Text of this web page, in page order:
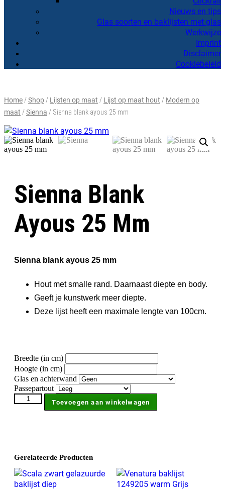
Nieuws en tips
Glas soorten en baklijsten met glas
Werkwijze
Imprint
Disclaimer
Cookiebeleid
Home /Shop / Lijsten op maat / Lijst op maat hout / Modern op
maat /Sienna / Sienna blank ayous 25 mm
Sienna Blank
Ayous 25 Mm
Sienna blank ayous 25 mm
Hout met smalle rand. Daarnaast diepte en body.
Geeft je kunstwerk meer diepte.
Deze lijst heeft een maximale lengte van 100cm.
Breedte (in cm)
Hoogte (in cm)
Glas en achterwand
Passepartout
Sienna
blank
Toevoegen aan winkelwagen
Gerelateerde Producten